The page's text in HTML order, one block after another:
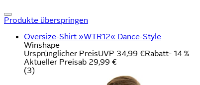
Produkte überspringen
Oversize-Shirt »WTR12« Dance-Style
Winshape
Ursprünglicher PreisUVP 34,99 €Rabatt- 14 %
Aktueller Preisab 29,99 €
(3)